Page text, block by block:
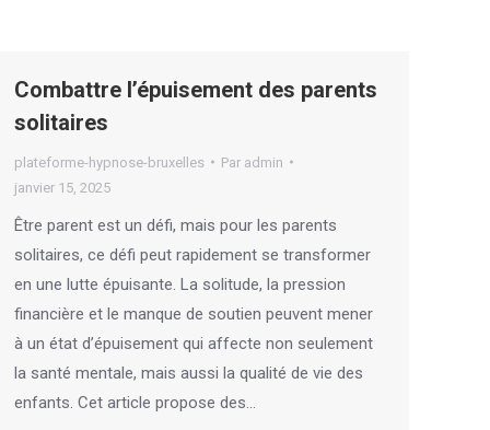
Combattre l’épuisement des parents
solitaires
plateforme-hypnose-bruxelles Par admin
janvier 15, 2025
Être parent est un défi, mais pour les parents
solitaires, ce défi peut rapidement se transformer
en une lutte épuisante. La solitude, la pression
financière et le manque de soutien peuvent mener
à un état d’épuisement qui affecte non seulement
la santé mentale, mais aussi la qualité de vie des
enfants. Cet article propose des…